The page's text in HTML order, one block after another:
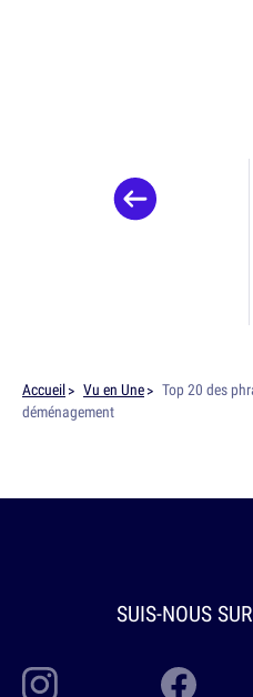
Accueil Vu en Une
Top 20 des
déménagement
SUIS-NOUS SUR